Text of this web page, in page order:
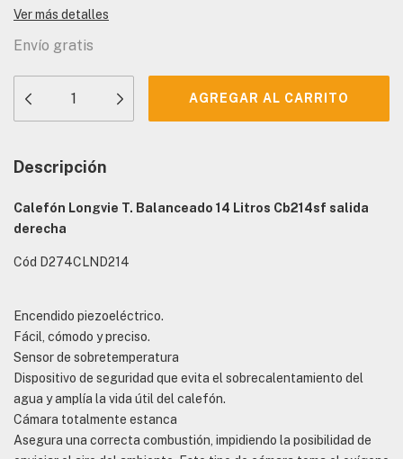
Ver más detalles
Envío gratis
Descripción
Calefón Longvie T. Balanceado 14 Litros Cb214sf salida
derecha
Cód D274CLND214
Encendido piezoeléctrico.
Fácil, cómodo y preciso.
Sensor de sobretemperatura
Dispositivo de seguridad que evita el sobrecalentamiento del
agua y amplía la vida útil del calefón.
Cámara totalmente estanca
Asegura una correcta combustión, impidiendo la posibilidad de